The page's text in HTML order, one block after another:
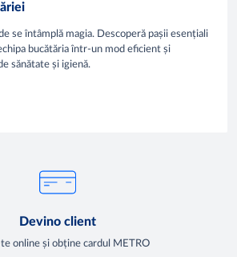
se întâmplă magia. Descoperă pașii esențiali
bucătăria într-un mod eficient și
sănătate și igienă.
Devino client
te online și obține cardul METRO